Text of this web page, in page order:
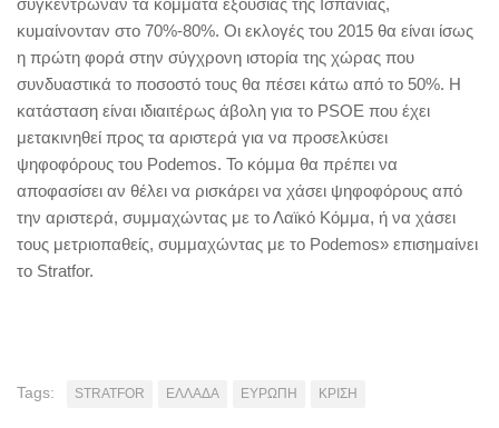
συγκέντρωναν τα κόμματα εξουσίας της Ισπανίας,
κυμαίνονταν στο 70%-80%. Οι εκλογές του 2015 θα είναι ίσως
η πρώτη φορά στην σύγχρονη ιστορία της χώρας που
συνδυαστικά το ποσοστό τους θα πέσει κάτω από το 50%. Η
κατάσταση είναι ιδιαιτέρως άβολη για το PSOE που έχει
μετακινηθεί προς τα αριστερά για να προσελκύσει
ψηφοφόρους του Podemos. Το κόμμα θα πρέπει να
αποφασίσει αν θέλει να ρισκάρει να χάσει ψηφοφόρους από
την αριστερά, συμμαχώντας με το Λαϊκό Κόμμα, ή να χάσει
τους μετριοπαθείς, συμμαχώντας με το Podemos» επισημαίνει
το Stratfor.
Tags: STRATFOR ΕΛΛΑΔΑ ΕΥΡΩΠΗ ΚΡΙΣΗ